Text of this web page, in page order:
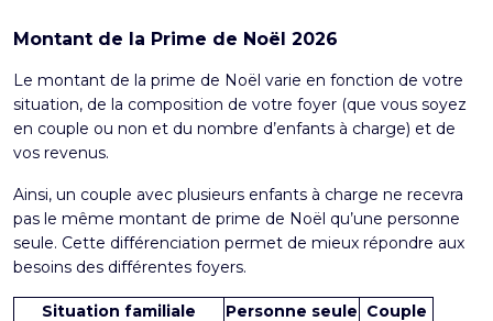
Montant de la Prime de Noël 2026
Le montant de la prime de Noël varie en fonction de votre
situation, de la composition de votre foyer (que vous soyez
en couple ou non et du nombre d’enfants à charge) et de
vos revenus.
Ainsi, un couple avec plusieurs enfants à charge ne recevra
pas le même montant de prime de Noël qu’une personne
seule. Cette différenciation permet de mieux répondre aux
besoins des différentes foyers.
Situation familiale Personne seule Couple